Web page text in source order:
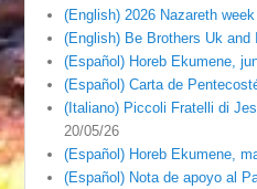
(English) 2026 Nazareth
(English) Be Brothers Uk and
(Español) Horeb Ekumene,
(Español) Carta de
(Italiano) Piccoli Fratelli di
20/05/26
(Español) Horeb Ekumene,
(Español) Nota de apoyo al